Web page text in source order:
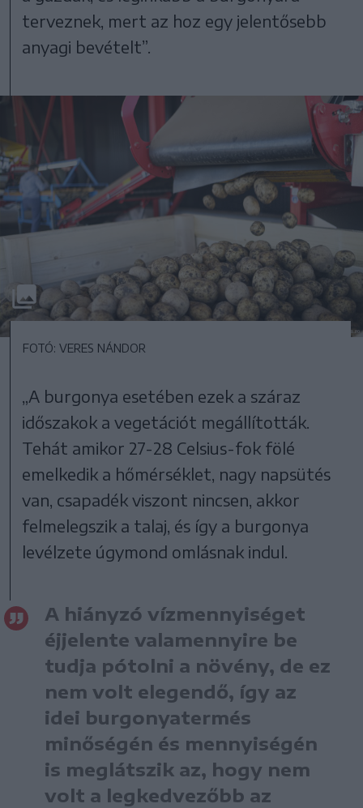
terveznek, mert az hoz egy jelentősebb
anyagi bevételt”.
FOTÓ: VERES NÁNDOR
„A burgonya esetében ezek a száraz
időszakok a vegetációt megállították.
Tehát amikor 27-28 Celsius-fok fölé
emelkedik a hőmérséklet, nagy napsütés
van, csapadék viszont nincsen, akkor
felmelegszik a talaj, és így a burgonya
levélzete úgymond omlásnak indul.
A hiányzó vízmennyiséget
éjjelente valamennyire be
tudja pótolni a növény, de ez
nem volt elegendő, így az
idei burgonyatermés
minőségén és mennyiségén
is meglátszik az, hogy nem
volt a legkedvezőbb az